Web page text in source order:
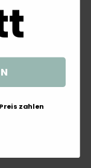
Urlaub Reise
zahlen